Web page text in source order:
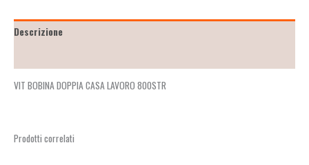
Descrizione
VIT BOBINA DOPPIA CASA LAVORO 800STR
Prodotti correlati